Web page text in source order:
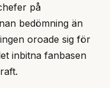
på
bedömning än
oroade sig för
inbitna fanbasen